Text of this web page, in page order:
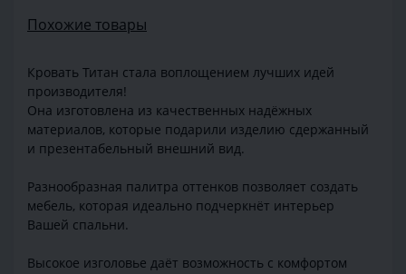
Похожие товары
Кровать Титан стала воплощением лучших идей
производителя!
Она изготовлена из качественных надёжных
материалов, которые подарили изделию сдержанный
и презентабельный внешний вид.
Разнообразная палитра оттенков позволяет создать
мебель, которая идеально подчеркнёт интерьер
Вашей спальни.
Высокое изголовье даёт возможность с комфортом